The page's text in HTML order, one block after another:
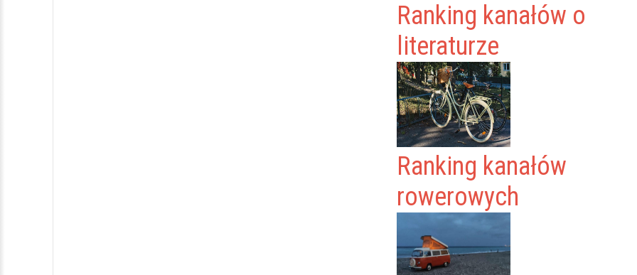
Ranking kanałów o
literaturze
Ranking kanałów
rowerowych